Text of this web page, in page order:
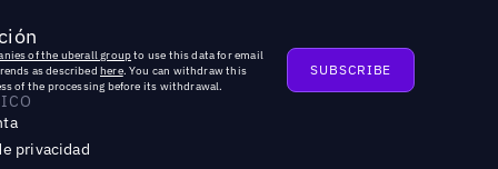
of the uberall groupto use this data for email
as described here. You can withdraw this
of the processing before its withdrawal.
privacidad